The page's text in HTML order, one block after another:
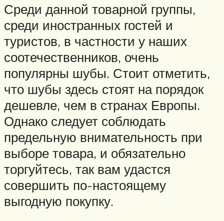
Среди данной товарной группы,
среди иностранных гостей и
туристов, в частности у наших
соотечественников, очень
популярны шубы. Стоит отметить,
что шубы здесь стоят на порядок
дешевле, чем в странах Европы.
Однако следует соблюдать
предельную внимательность при
выборе товара, и обязательно
торгуйтесь, так вам удастся
совершить по-настоящему
выгодную покупку.